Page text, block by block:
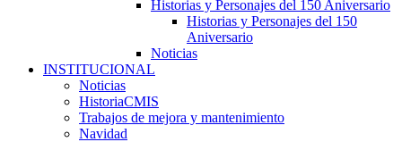
Historias y Personajes del 150 Aniversario
Historias y Personajes del 150
Aniversario
Noticias
INSTITUCIONAL
Noticias
HistoriaCMIS
Trabajos de mejora y mantenimiento
Navidad